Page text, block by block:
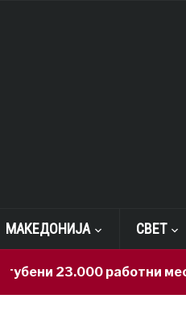
МАКЕДОНИЈА СВЕТ
23.000 работни места